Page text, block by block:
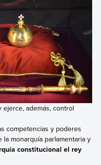
además, control
competencias y poderes
monarquía parlamentaria y
constitucional el rey